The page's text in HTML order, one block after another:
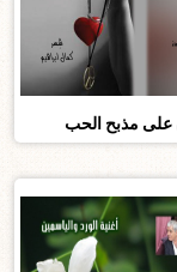
على مذبح الحب